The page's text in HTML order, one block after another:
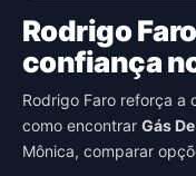
Rodrigo
confiança
Rodrigo Faro reforça a
como encontrar Gás
Mônica, comparar